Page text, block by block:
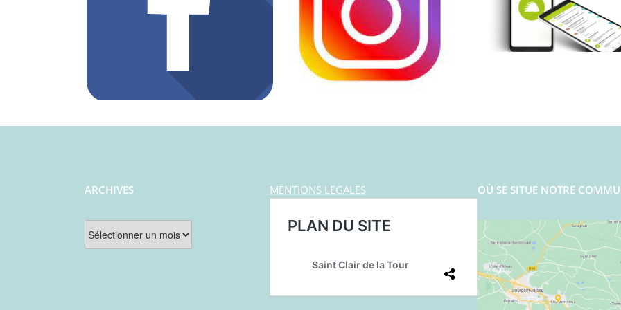
ARCHIVES
Archives
MENTIONS LEGALES OÙ SE SITUE NOTRE